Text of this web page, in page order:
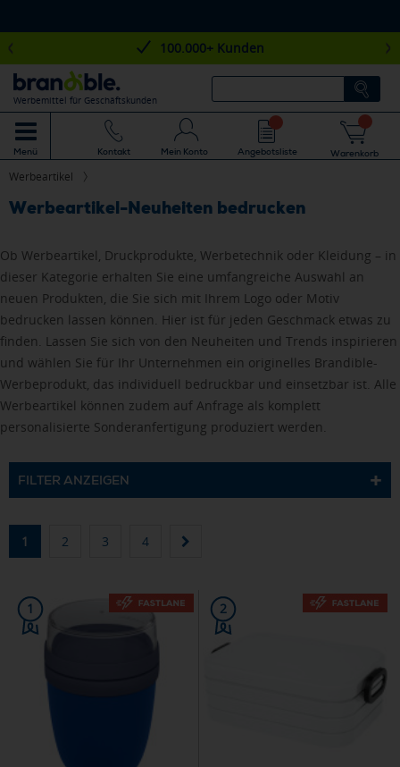
100.000+ Kunden
Werbemittel für Geschäftskunden
Menü Kontakt Mein Konto Angebotsliste Warenkorb
Werbeartikel
Werbeartikel-Neuheiten bedrucken
Ob Werbeartikel, Druckprodukte, Werbetechnik oder Kleidung – in
dieser Kategorie erhalten Sie eine umfangreiche Auswahl an
neuen Produkten, die Sie sich mit Ihrem Logo oder Motiv
bedrucken lassen können. Hier ist für jeden Geschmack etwas zu
finden. Lassen Sie sich von den Neuheiten und Trends inspirieren
und wählen Sie für Ihr Unternehmen ein originelles Brandible-
Werbeprodukt, das individuell bedruckbar und einsetzbar ist. Alle
Werbeartikel können zudem auf Anfrage als komplett
personalisierte Sonderanfertigung produziert werden.
FILTER ANZEIGEN
1 2 3 4
1 2